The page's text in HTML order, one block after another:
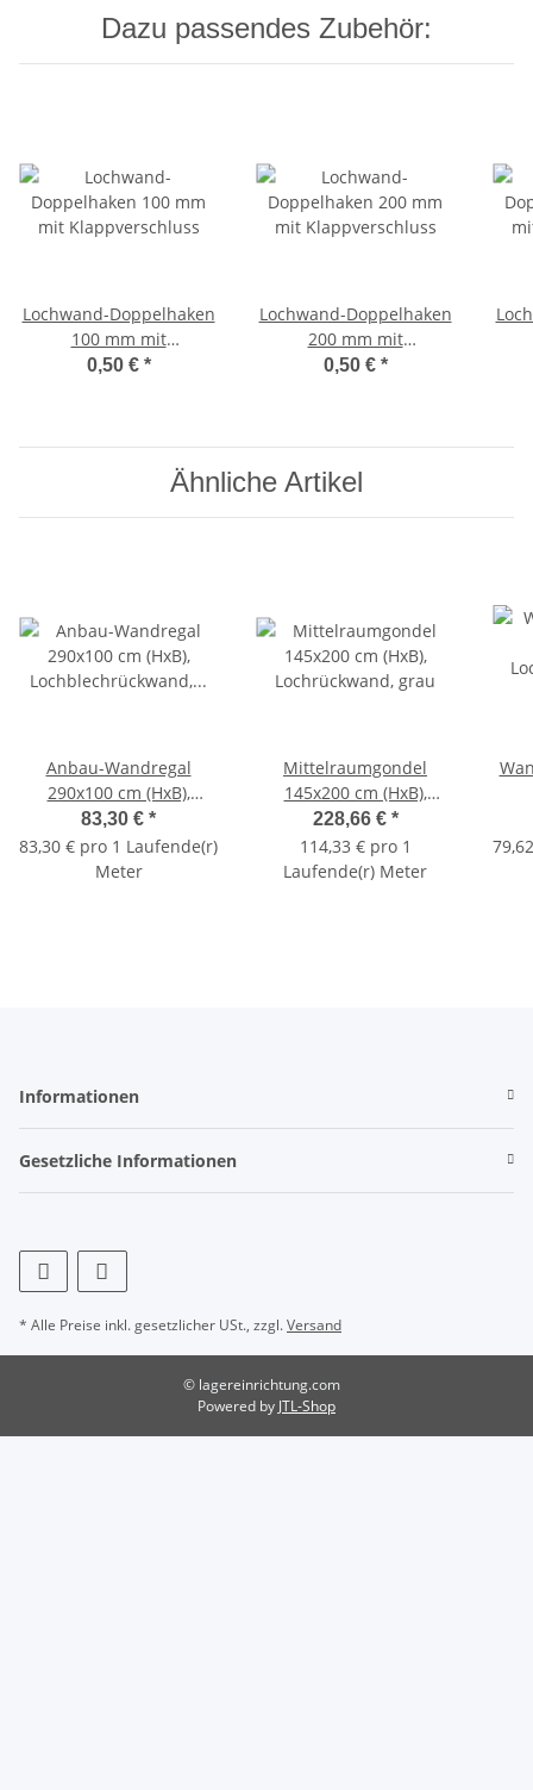
Dazu passendes Zubehör:
Lochwand-Doppelhaken
100 mm mit
Klappverschluss
0,50 € *
Lochwand-Doppelhaken
200 mm mit
Klappverschluss
0,50 € *
Ähnliche Artikel
Anbau-Wandregal
290x100 cm (HxB),
Lochblechrückwand,
grau
83,30 € *
83,30 € pro 1 Laufende(r)
Meter
Mittelraumgondel
145x200 cm (HxB),
Lochrückwand, grau
228,66 € *
114,33 € pro 1
Laufende(r) Meter
Informationen
Gesetzliche Informationen
* Alle Preise inkl. gesetzlicher USt., zzgl.Versand
© lagereinrichtung.com
Powered by JTL-Shop